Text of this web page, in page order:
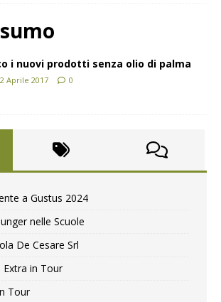
i nuovi prodotti senza olio di palma
Aprile 2017 0
a Gustus 2024
nelle Scuole
De Cesare Srl
Extra in Tour
Tour